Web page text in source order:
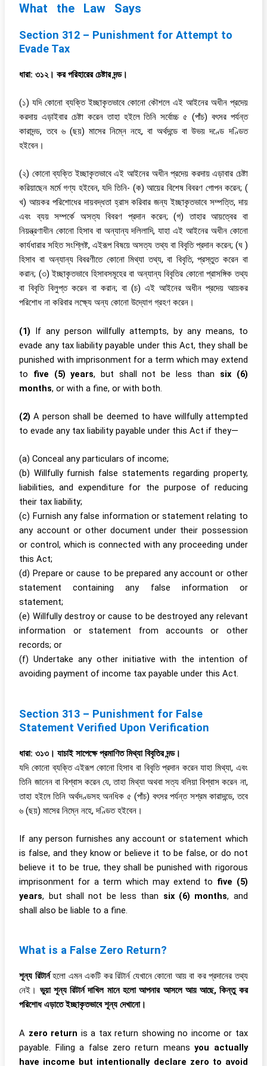
What the Law Says
Section 312 – Punishment for Attempt to
Evade Tax
ধারা: ৩১২। কর পরিহারের চেষ্টার দন্ড।
(১) যদি কোনো ব্যক্তি ইচ্ছাকৃতভাবে কোনো কৌশলে এই আইনের অধীন প্রদেয়
করদায় এড়াইবার চেষ্টা করেন তাহা হইলে তিনি সর্বোচ্চ ৫ (পাঁচ) বৎসর পর্যন্ত
কারাদন্ড, তবে ৬ (ছয়) মাসের নিম্নে নহে, বা অর্থদন্ডে বা উভয় দণ্ডে দণ্ডিত
হইবেন।
(২) কোনো ব্যক্তি ইচ্ছাকৃতভাবে এই আইনের অধীন প্রদেয় করদায় এড়াবার চেষ্টা
করিয়াছেন মর্মে গণ্য হইবেন, যদি তিনি- (ক) আয়ের বিশেষ বিবরণ গোপন করেন; (
খ) আয়কর পরিশোধের দায়বদ্ধতা হ্রাস করিবার জন্য ইচ্ছাকৃতভাবে সম্পত্তি, দায়
এবং ব্যয় সম্পর্কে অসত্য বিবরণ প্রদান করেন; (গ) তাহার আয়ত্বের বা
নিয়ন্ত্রণাধীন কোনো হিসাব বা অন্যান্য দলিলাদি, যাহা এই আইনের অধীন কোনো
কার্যধারার সহিত সংশ্লিষ্ট, এইরূপ বিষয়ে অসত্য তথ্য বা বিবৃতি প্রদান করেন; (ঘ )
হিসাব বা অন্যান্য বিবরণীতে কোনো মিথ্যা তথ্য, বা বিবৃতি, প্রস্তুত করেন বা
করান; (৩) ইচ্ছাকৃতভাবে হিসাবসমূহের বা অন্যান্য বিবৃতির কোনো প্রাসঙ্গিক তথ্য
বা বিবৃতি বিলুপ্ত করেন বা করান; বা (চ) এই আইনের অধীন প্রদেয় আয়কর
পরিশোধ না করিবার লক্ষ্যে অন্য কোনো উদ্যোগ গ্রহণ করেন।
(1) If any person willfully attempts, by any means, to
evade any tax liability payable under this Act, they shall be
punished with imprisonment for a term which may extend
to five (5) years, but shall not be less than six (6)
months, or with a fine, or with both.
(2) A person shall be deemed to have willfully attempted
to evade any tax liability payable under this Act if they—
(a) Conceal any particulars of income;
(b) Willfully furnish false statements regarding property,
liabilities, and expenditure for the purpose of reducing
their tax liability;
(c) Furnish any false information or statement relating to
any account or other document under their possession
or control, which is connected with any proceeding under
this Act;
(d) Prepare or cause to be prepared any account or other
statement containing any false information or
statement;
(e) Willfully destroy or cause to be destroyed any relevant
information or statement from accounts or other
records; or
(f) Undertake any other initiative with the intention of
avoiding payment of income tax payable under this Act.
Section 313 – Punishment for False
Statement Verified Upon Verification
ধারা: ৩১৩। যাচাই সাপেক্ষে প্রমাণিত মিথ্যা বিবৃতির দন্ড।
যদি কোনো ব্যক্তি এইরূপ কোনো হিসাব বা বিবৃতি প্রদান করেন যাহা মিথ্যা, এবং
তিনি জানেন বা বিশ্বাস করেন যে, তাহা মিথ্যা অথবা সত্য বলিয়া বিশ্বাস করেন না,
তাহা হইলে তিনি অর্থদণ্ডসহ অনধিক ৫ (পাঁচ) বৎসর পর্যন্ত সশ্রম কারাদন্ডে, তবে
৬ (ছয়) মাসের নিম্নে নহে, দণ্ডিত হইবেন।
If any person furnishes any account or statement which
is false, and they know or believe it to be false, or do not
believe it to be true, they shall be punished with rigorous
imprisonment for a term which may extend to five (5)
years, but shall not be less than six (6) months, and
shall also be liable to a fine.
What is a False Zero Return?
শূন্য রিটার্নহলো এমন একটি কর রিটার্ন যেখানে কোনো আয় বা কর প্রদানের তথ্য
নেই। ভুয়া শূন্য রিটার্ন দাখিল মানে হলো আপনার আসলে আয় আছে, কিন্তু কর
পরিশোধ এড়াতে ইচ্ছাকৃতভাবে শূন্য দেখানো।
A zero return is a tax return showing no income or tax
payable. Filing a false zero return meansyou actually
have income but intentionally declare zero to avoid